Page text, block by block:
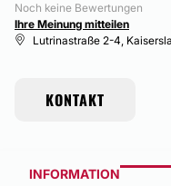
Noch keine Bewertungen
Ihre Meinung mitteilen
Lutrinastraße 2-4,
KONTAKT
INFORMATION